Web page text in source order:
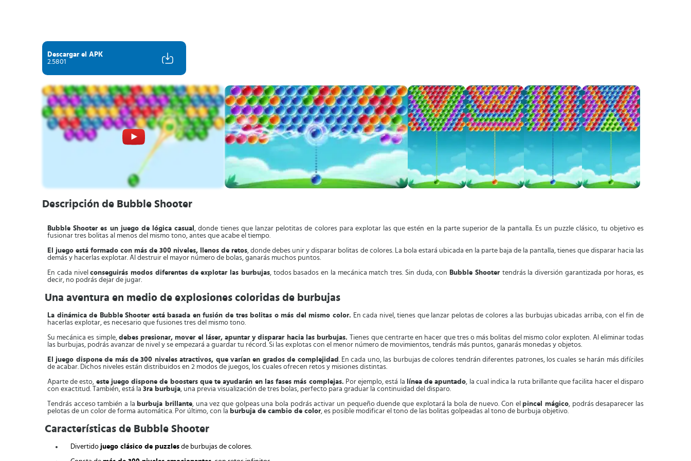
Descargar el APK
2.5801
Descripción de Bubble Shooter
Bubble Shooter es un juego de lógica casual , donde tienes que lanzar pelotitas de colores para explotar las que estén en la parte superior de la pantalla. Es un puzzle clásico, tu objetivo es
fusionar tres bolitas al menos del mismo tono, antes que acabe el tiempo.
El juego está formado con más de 300 niveles, llenos de retos, donde debes unir y disparar bolitas de colores. La bola estará ubicada en la parte baja de la pantalla, tienes que disparar hacia las
demás y hacerlas explotar. Al destruir el mayor número de bolas, ganarás muchos puntos.
En cada nivelconseguirás modos diferentes de explotar las burbujas, todos basados en la mecánica match tres. Sin duda, con Bubble Shooter tendrás la diversión garantizada por horas, es
decir, no podrás dejar de jugar.
Una aventura en medio de explosiones coloridas de burbujas
La dinámica de Bubble Shooter está basada en fusión de tres bolitas o más del mismo color. En cada nivel, tienes que lanzar pelotas de colores a las burbujas ubicadas arriba, con el fin de
hacerlas explotar, es necesario que fusiones tres del mismo tono.
Su mecánica es simple, debes presionar, mover el láser, apuntar y disparar hacia las burbujas.
Tienes que centrarte en hacer que tres o más bolitas del mismo color exploten. Al eliminar todas
las burbujas, podrás avanzar de nivel y se empezará a guardar tu récord. Si las explotas con el menor número de movimientos, tendrás más puntos, ganarás monedas y objetos.
El juego dispone de más de 300 niveles atractivos, que varían en grados de complejidad . En cada uno, las burbujas de colores tendrán diferentes patrones, los cuales se harán más difíciles
de acabar. Dichos niveles están distribuidos en 2 modos de juegos, los cuales ofrecen retos y misiones distintas.
Aparte de esto, este juego dispone de boosters que te ayudarán en las fases más complejas. Por ejemplo, está la línea de apuntado, la cual indica la ruta brillante que facilita hacer el disparo
con exactitud. También, está la 3ra burbuja, una previa visualización de tres bolas, perfecto para graduar la continuidad del disparo.
Tendrás acceso también a la burbuja brillante, una vez que golpeas una bola podrás activar un pequeño duende que explotará la bola de nuevo. Con elpincel mágico, podrás desaparecer las
pelotas de un color de forma automática. Por último, con la burbuja de cambio de color, es posible modificar el tono de las bolitas golpeadas al tono de burbuja objetivo.
Características de Bubble Shooter
Divertido juego clásico de puzzles de burbujas de colores.